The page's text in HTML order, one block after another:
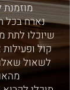
נארח בכל
שיוכלו לתת
קול
לשאול